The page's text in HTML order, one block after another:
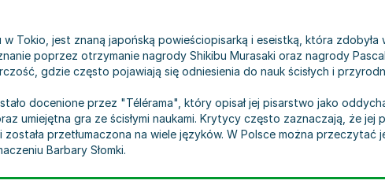
w Tokio, jest znaną japońską powieściopisarką i eseistką, która
poprzez otrzymanie nagrody Shikibu Murasaki oraz nagrody
gdzie często pojawiają się odniesienia do nauk ścisłych i
docenione przez "Télérama", który opisał jej pisarstwo jako
umiejętna gra ze ścisłymi naukami. Krytycy często zaznaczają, że
przetłumaczona na wiele języków. W Polsce można
Barbary Słomki.